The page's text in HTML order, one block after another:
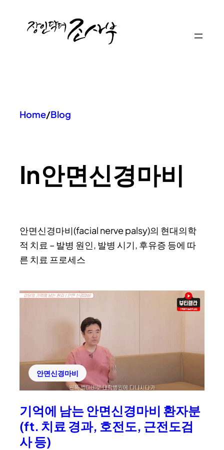
Home/Blog
In안면신경마비
안면신경마비(facial nerve palsy)의 현대의학
적 치료 – 발병 원인, 발병 시기, 후유증 등에 따
른 치료 프로세스
안면신경마비
기억에 남는 안면신경마비 환자분
(ft. 치료 경과, 호전도, 근전도검
사 등)